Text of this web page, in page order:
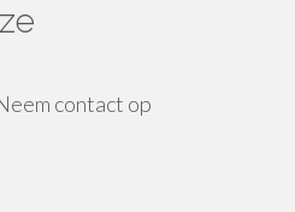
contact op